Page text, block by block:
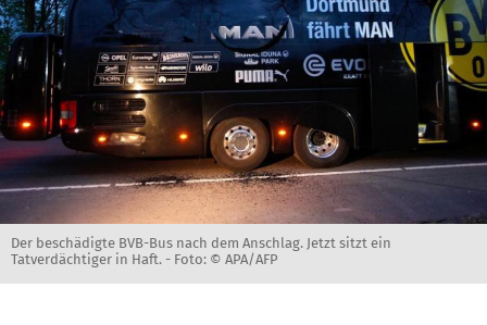
Der beschädigte BVB-Bus nach dem Anschlag. Jetzt sitzt ein
Tatverdächtiger in Haft. - Foto: © APA/AFP